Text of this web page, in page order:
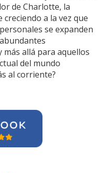
de Charlotte, la
a la vez que
se expanden
allá para aquellos
del mundo
al corriente?